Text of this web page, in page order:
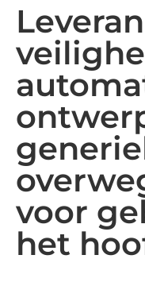
voor
het